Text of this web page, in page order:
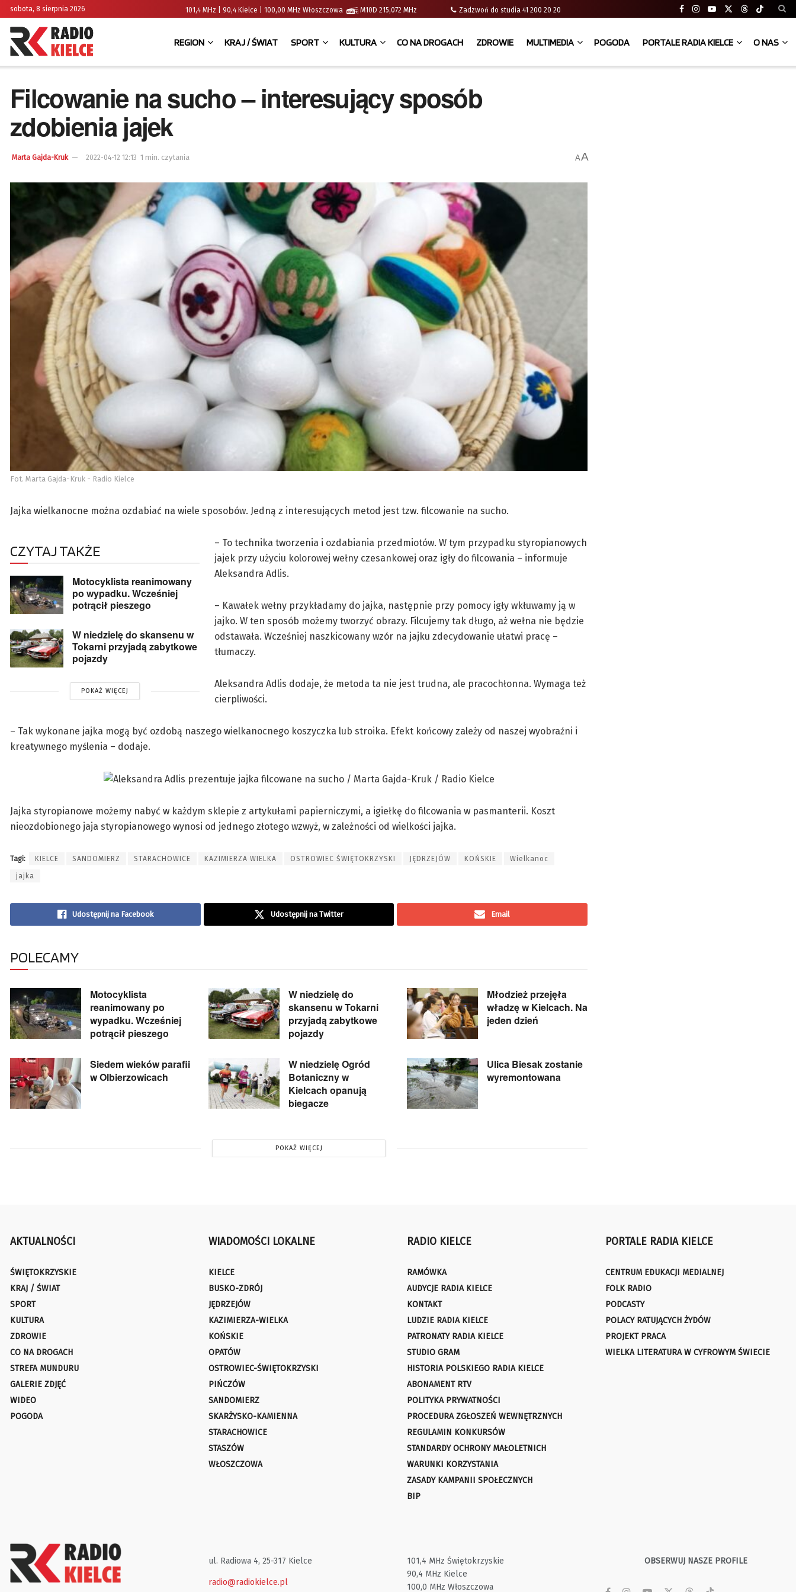
sobota, 8 sierpnia 2026 101,4 MHz | 90,4 Kielce | 100,00 MHz Włoszczowa M10D 215,072 MHz Zadzwoń do studia 41 200 20 20
REGION KRAJ / ŚWIAT SPORT KULTURA CO NA DROGACH ZDROWIE MULTIMEDIA POGODA PORTALE RADIA KIELCE O NAS
Filcowanie na sucho – interesujący sposób
zdobienia jajek
Marta Gajda-Kruk 2022-04-12 12:13 1 min. czytania AA
Fot. Marta Gajda-Kruk - Radio Kielce
Jajka wielkanocne można ozdabiać na wiele sposobów. Jedną z interesujących metod jest tzw. filcowanie na sucho.
CZYTAJ TAKŻE
Motocyklista reanimowany
po wypadku. Wcześniej
potrącił pieszego
W niedzielę do skansenu w
Tokarni przyjadą zabytkowe
pojazdy
POKAŻ WIĘCEJ
– To technika tworzenia i ozdabiania przedmiotów. W tym przypadku styropianowych
jajek przy użyciu kolorowej wełny czesankowej oraz igły do filcowania – informuje
Aleksandra Adlis.
– Kawałek wełny przykładamy do jajka, następnie przy pomocy igły wkłuwamy ją w
jajko. W ten sposób możemy tworzyć obrazy. Filcujemy tak długo, aż wełna nie będzie
odstawała. Wcześniej naszkicowany wzór na jajku zdecydowanie ułatwi pracę –
tłumaczy.
Aleksandra Adlis dodaje, że metoda ta nie jest trudna, ale pracochłonna. Wymaga też
cierpliwości.
– Tak wykonane jajka mogą być ozdobą naszego wielkanocnego koszyczka lub stroika. Efekt końcowy zależy od naszej wyobraźni i
kreatywnego myślenia – dodaje.
Jajka styropianowe możemy nabyć w każdym sklepie z artykułami papierniczymi, a igiełkę do filcowania w pasmanterii. Koszt
nieozdobionego jaja styropianowego wynosi od jednego złotego wzwyż, w zależności od wielkości jajka.
Tagi: KIELCE SANDOMIERZ STARACHOWICE KAZIMIERZA WIELKA OSTROWIEC ŚWIĘTOKRZYSKI JĘDRZEJÓW KOŃSKIE Wielkanoc
jajka
Udostępnij na Facebook Udostępnij na Twitter Email
POLECAMY
Motocyklista
reanimowany po
wypadku. Wcześniej
potrącił pieszego
W niedzielę do
skansenu w Tokarni
przyjadą zabytkowe
pojazdy
Młodzież przejęła
władzę w Kielcach. Na
jeden dzień
Siedem wieków parafii
w Olbierzowicach
W niedzielę Ogród
Botaniczny w
Kielcach opanują
biegacze
Ulica Biesak zostanie
wyremontowana
POKAŻ WIĘCEJ
AKTUALNOŚCI
ŚWIĘTOKRZYSKIE
KRAJ / ŚWIAT
SPORT
KULTURA
ZDROWIE
CO NA DROGACH
STREFA MUNDURU
GALERIE ZDJĘĆ
WIDEO
POGODA
WIADOMOŚCI LOKALNE
KIELCE
BUSKO-ZDRÓJ
JĘDRZEJÓW
KAZIMIERZA-WIELKA
KOŃSKIE
OPATÓW
OSTROWIEC-ŚWIĘTOKRZYSKI
PIŃCZÓW
SANDOMIERZ
SKARŻYSKO-KAMIENNA
STARACHOWICE
STASZÓW
WŁOSZCZOWA
RADIO KIELCE
RAMÓWKA
AUDYCJE RADIA KIELCE
KONTAKT
LUDZIE RADIA KIELCE
PATRONATY RADIA KIELCE
STUDIO GRAM
HISTORIA POLSKIEGO RADIA KIELCE
ABONAMENT RTV
POLITYKA PRYWATNOŚCI
PROCEDURA ZGŁOSZEŃ WEWNĘTRZNYCH
REGULAMIN KONKURSÓW
STANDARDY OCHRONY MAŁOLETNICH
WARUNKI KORZYSTANIA
ZASADY KAMPANII SPOŁECZNYCH
BIP
PORTALE RADIA KIELCE
CENTRUM EDUKACJI MEDIALNEJ
FOLK RADIO
PODCASTY
POLACY RATUJĄCYCH ŻYDÓW
PROJEKT PRACA
WIELKA LITERATURA W CYFROWYM ŚWIECIE
ul. Radiowa 4, 25-317 Kielce
radio@radiokielce.pl
101,4 MHz Świętokrzyskie
90,4 MHz Kielce
100,0 MHz Włoszczowa
OBSERWUJ NASZE PROFILE